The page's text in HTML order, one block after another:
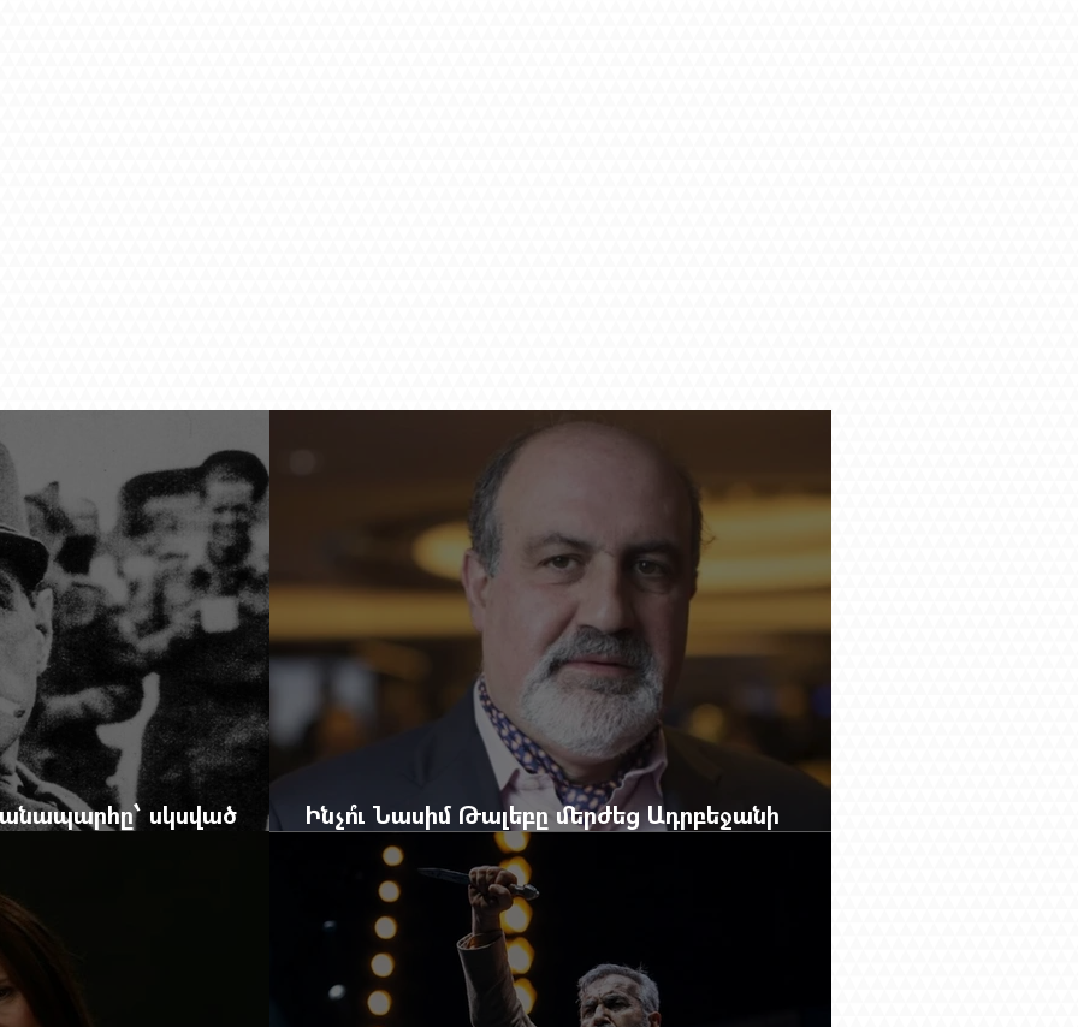
սկսված
Ինչո՞ւ Նասիմ Թալեբը մերժեց Ադրբեջանի
հրավերքը և պաշտպանեց Ռուբեն Վարդանյանին